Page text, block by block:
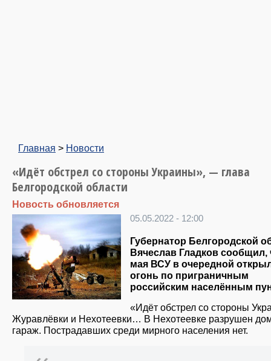
Главная > Новости
«Идёт обстрел со стороны Украины», — глава
Белгородской области
Новость обновляется
05.05.2022 - 12:00
Губернатор Белгородской
Вячеслав Гладков сообщил,
мая ВСУ в очередной
огонь по приграничным
российским населённым
«Идёт обстрел со стороны
Журавлёвки и Нехотеевки… В Нехотеевке разрушен
гараж. Пострадавших среди мирного населения нет.